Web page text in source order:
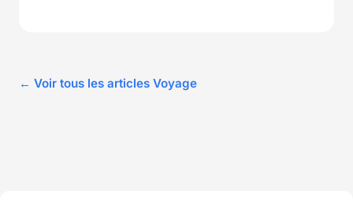
← Voir tous les articles Voyage